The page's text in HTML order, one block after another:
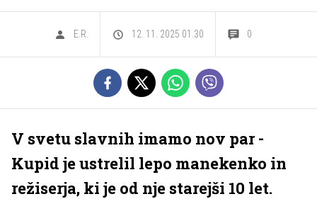
E.R. 12. 11. 2025 01.30 0
V svetu slavnih imamo nov par -
Kupid je ustrelil lepo manekenko in
režiserja, ki je od nje starejši 10 let.